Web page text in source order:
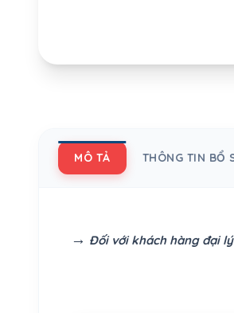
MÔ TẢ THÔNG TIN BỔ
→ Đối với khách hàng đại